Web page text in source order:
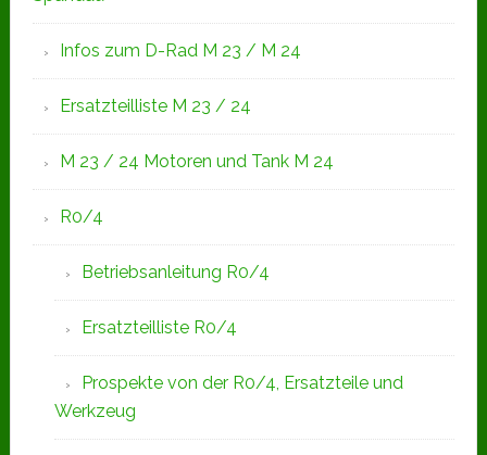
Infos zum D-Rad M 23 / M 24
Ersatzteilliste M 23 / 24
M 23 / 24 Motoren und Tank M 24
R0/4
Betriebsanleitung R0/4
Ersatzteilliste R0/4
Prospekte von der R0/4, Ersatzteile und
Werkzeug